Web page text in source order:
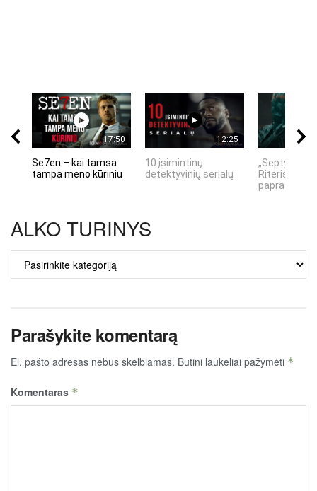
17:50
Se7en – kai tamsa
tampa meno kūriniu
12:25
10 įsimintinų
detektyvinių serialų
„Septynių
Riteris" – kai
ALKO TURINYS
ALKO
TURINYS
Parašykite komentarą
El. pašto adresas nebus skelbiamas. Būtini laukeliai pažymėti *
Komentaras *